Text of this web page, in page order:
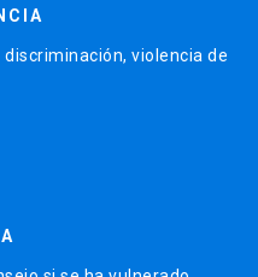
violencia de